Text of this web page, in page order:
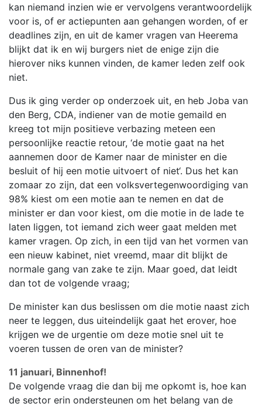
kan niemand inzien wie er vervolgens verantwoordelijk
voor is, of er actiepunten aan gehangen worden, of er
deadlines zijn, en uit de kamer vragen van Heerema
blijkt dat ik en wij burgers niet de enige zijn die
hierover niks kunnen vinden, de kamer leden zelf ook
niet.
Dus ik ging verder op onderzoek uit, en heb Joba van
den Berg, CDA, indiener van de motie gemaild en
kreeg tot mijn positieve verbazing meteen een
persoonlijke reactie retour, ‘de motie gaat na het
aannemen door de Kamer naar de minister en die
besluit of hij een motie uitvoert of niet‘. Dus het kan
zomaar zo zijn, dat een volksvertegenwoordiging van
98% kiest om een motie aan te nemen en dat de
minister er dan voor kiest, om die motie in de lade te
laten liggen, tot iemand zich weer gaat melden met
kamer vragen. Op zich, in een tijd van het vormen van
een nieuw kabinet, niet vreemd, maar dit blijkt de
normale gang van zake te zijn. Maar goed, dat leidt
dan tot de volgende vraag;
De minister kan dus beslissen om die motie naast zich
neer te leggen, dus uiteindelijk gaat het erover, hoe
krijgen we de urgentie om deze motie snel uit te
voeren tussen de oren van de minister?
11 januari, Binnenhof!
De volgende vraag die dan bij me opkomt is, hoe kan
de sector erin ondersteunen om het belang van de